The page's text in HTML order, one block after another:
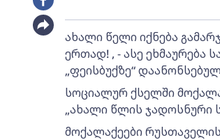
ახალი წელი იქნება
ერთად! , - ასე ეხმაურება
„ფეისბუქზე“
სოციალურ ქსელში
„ახალი წლის ჯადოსნური
მოქალაქეები